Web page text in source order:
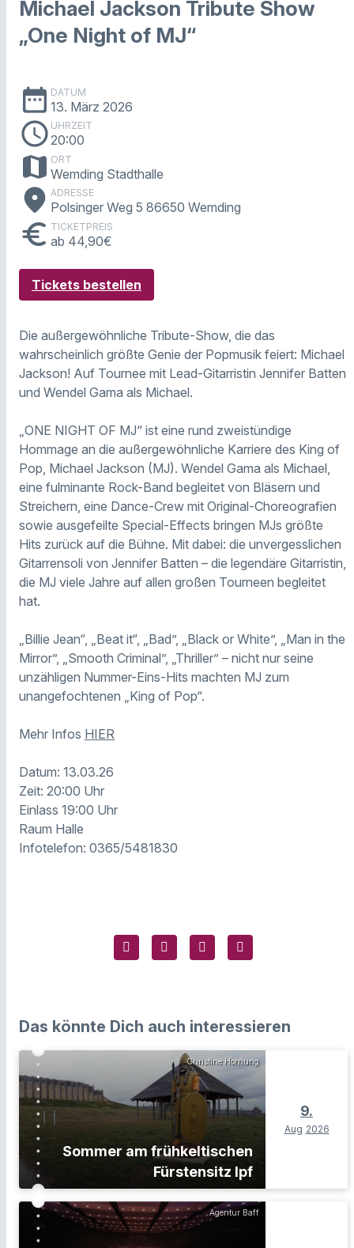
Michael Jackson Tribute Show
„One Night of MJ“
date_range DATUM
13. März 2026
schedule UHRZEIT
20:00
map ORT
Wemding Stadthalle
place ADRESSE
Polsinger Weg 5 86650 Wemding
euro TICKETPREIS
ab 44,90€
Tickets bestellen
Die außergewöhnliche Tribute-Show, die das
wahrscheinlich größte Genie der Popmusik feiert: Michael
Jackson! Auf Tournee mit Lead-Gitarristin Jennifer Batten
und Wendel Gama als Michael.
„ONE NIGHT OF MJ“ ist eine rund zweistündige
Hommage an die außergewöhnliche Karriere des King of
Pop, Michael Jackson (MJ). Wendel Gama als Michael,
eine fulminante Rock-Band begleitet von Bläsern und
Streichern, eine Dance-Crew mit Original-Choreografien
sowie ausgefeilte Special-Effects bringen MJs größte
Hits zurück auf die Bühne. Mit dabei: die unvergesslichen
Gitarrensoli von Jennifer Batten – die legendäre Gitarristin,
die MJ viele Jahre auf allen großen Tourneen begleitet
hat.
„Billie Jean“, „Beat it“, „Bad”, „Black or White”, „Man in the
Mirror”, „Smooth Criminal”, „Thriller” – nicht nur seine
unzähligen Nummer-Eins-Hits machten MJ zum
unangefochtenen „King of Pop“.
Mehr Infos HIER
Datum: 13.03.26
Zeit: 20:00 Uhr
Einlass 19:00 Uhr
Raum Halle
Infotelefon: 0365/5481830
Das könnte Dich auch interessieren
Christine Hornung
Sommer am frühkeltischen
Fürstensitz Ipf
9.
Aug 2026
Agentur Baff